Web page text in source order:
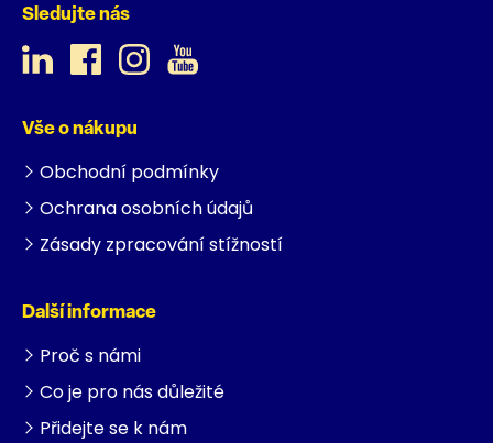
Sledujte nás
Vše o nákupu
Obchodní podmínky
Ochrana osobních údajů
Zásady zpracování stížností
Další informace
Proč s námi
Co je pro nás důležité
Přidejte se k nám